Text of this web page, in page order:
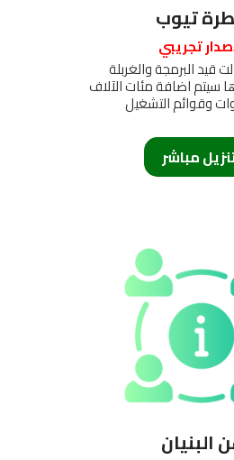
تيوب
تجريبي
قيد البرمجة والغربلة
سيتم اضافة مئات الآلاف
وقوائم التشغيل
البنيان